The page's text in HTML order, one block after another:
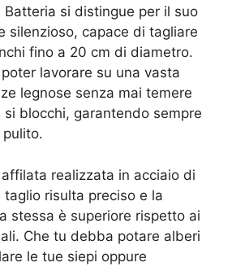
Batteria si distingue per il suo
silenzioso, capace di tagliare
fino a 20 cm di diametro.
lavorare su una vasta
legnose senza mai temere
si blocchi, garantendo sempre
realizzata in acciaio di
risulta preciso e la
stessa è superiore rispetto ai
Che tu debba potare alberi
le tue siepi oppure